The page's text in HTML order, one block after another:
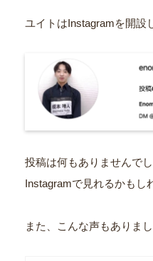
ユイトはInstagramを開設
投稿は何もありませんで
Instagramで見れるかもし
また、こんな声もありまし